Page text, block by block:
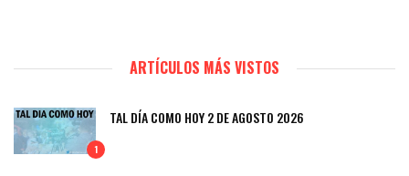
ARTÍCULOS MÁS VISTOS
1
TAL DÍA COMO HOY 2 DE AGOSTO 2026